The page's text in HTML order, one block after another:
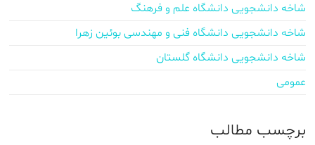
شاخه دانشجویی دانشگاه علم و فرهنگ
شاخه دانشجویی دانشگاه فنی و مهندسی بوئین زهرا
شاخه دانشجویی دانشگاه گلستان
عمومی
برچسب‌ مطالب